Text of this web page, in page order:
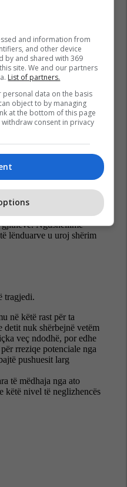
Shëngjin
and information from
and other device
by and shared with 369
site. We and our partners
List of partners.
personal data on the basis
object to by managing
at the bottom of this page
consent in privacy